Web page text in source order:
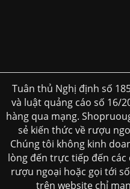
Tuân thủ Nghị định số
và luật quảng cáo số 16/
hàng qua mạng.
sẻ kiến thức về rượu
Chúng tôi không kinh
lòng đến trực tiếp đến
rượu ngoại hoặc gọi tới
trên website chỉ